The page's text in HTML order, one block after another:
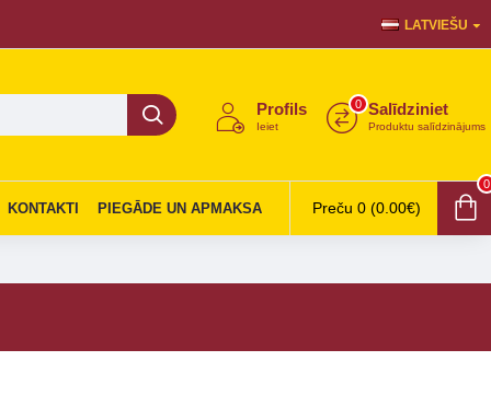
LATVIEŠU
Profils
Ieiet
Salīdziniet
Produktu salīdzinājums
0
KONTAKTI PIEGĀDE UN APMAKSA Preču 0 (0.00€)
0